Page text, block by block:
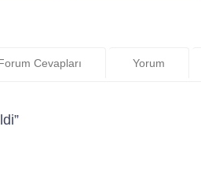
Cevapları Yorum